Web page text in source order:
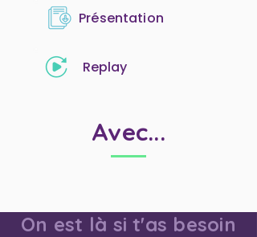
Présentation
Replay
Avec...
On est là si t'as besoin